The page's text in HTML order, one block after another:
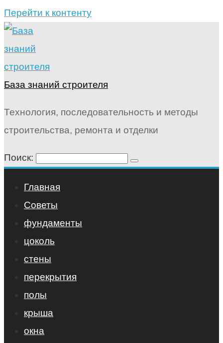
Перейти к контенту
База знаний строителя
Технология, последовательность и методы
строительства, ремонта и отделки
Поиск:
Главная
Советы
фундаменты
цоколь
стены
перекрытия
полы
крыша
окна